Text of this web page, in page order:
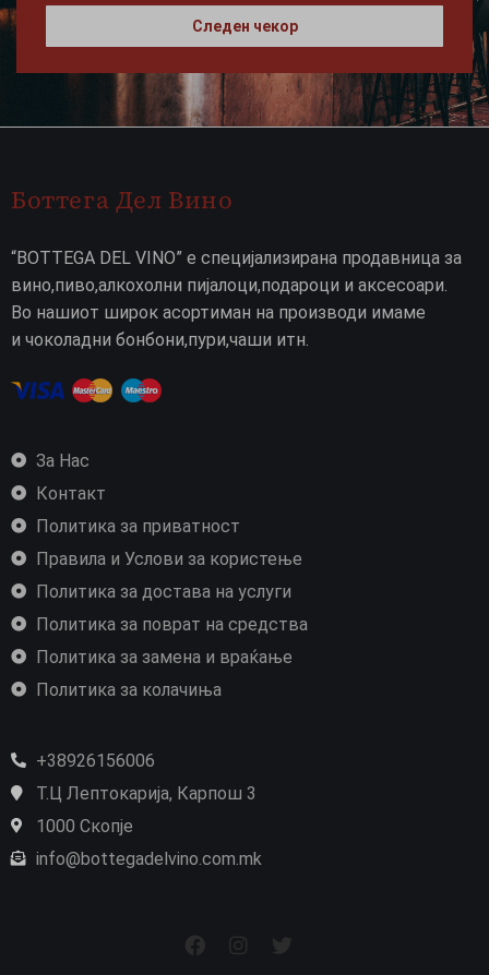
Следен чекор
Боттега Дел Вино
“BOTTEGA DEL VINO” е специјализирана продавница за
вино,пиво,алкохолни пијалоци,подароци и аксесоари.
Во нашиот широк асортиман на производи имаме
и чоколадни бонбони,пури,чаши итн.
За Нас
Контакт
Политика за приватност
Правила и Услови за користење
Политика за достава на услуги
Политика за поврат на средства
Политика за замена и враќање
Политика за колачиња
+38926156006
Т.Ц Лептокарија, Карпош 3
1000 Скопје
info@bottegadelvino.com.mk